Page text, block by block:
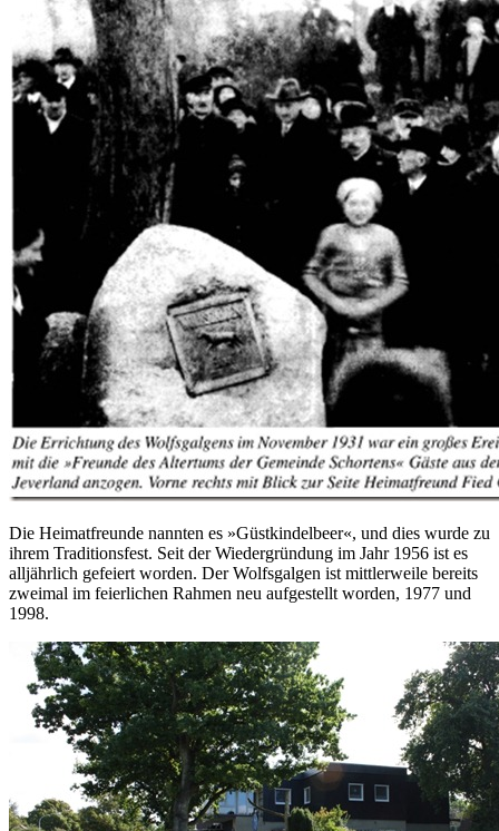
Die Heimatfreunde nannten es »Güstkindelbeer«, und dies wurde zu
ihrem Traditionsfest. Seit der Wiedergründung im Jahr 1956 ist es
alljährlich gefeiert worden. Der Wolfsgalgen ist mittlerweile bereits
zweimal im feierlichen Rahmen neu aufgestellt worden, 1977 und
1998.